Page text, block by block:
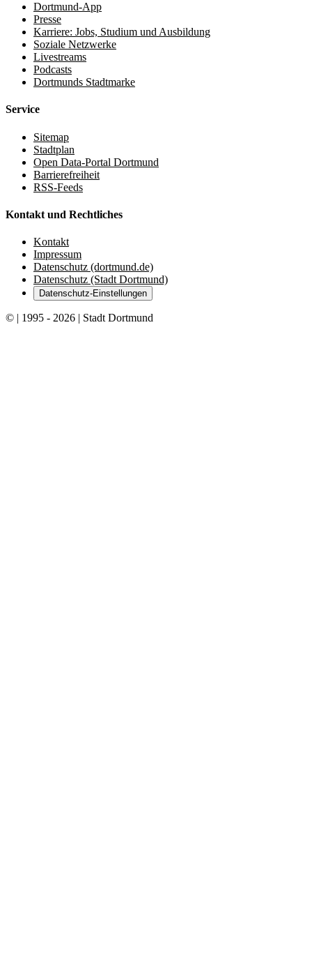
Dortmund-App
Presse
Karriere: Jobs, Studium und Ausbildung
Soziale Netzwerke
Livestreams
Podcasts
Dortmunds Stadtmarke
Service
Sitemap
Stadtplan
Open Data-Portal Dortmund
Barrierefreiheit
RSS-Feeds
Kontakt und Rechtliches
Kontakt
Impressum
Datenschutz (dortmund.de)
Datenschutz (Stadt Dortmund)
Datenschutz-Einstellungen
© | 1995 - 2026 | Stadt Dortmund